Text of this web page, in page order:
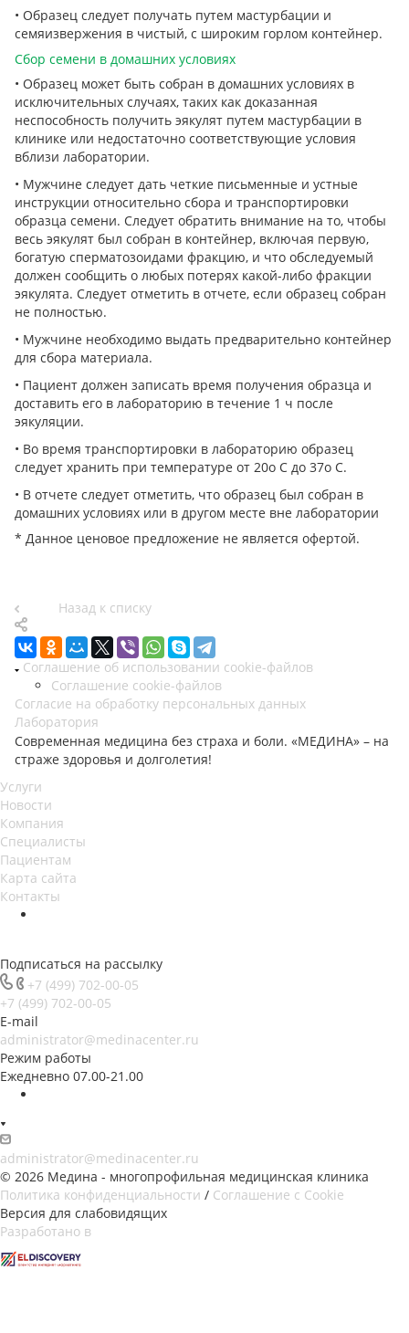
• Образец следует получать путем мастурбации и
семяизвержения в чистый, с широким горлом контейнер.
Сбор семени в домашних условиях
• Образец может быть собран в домашних условиях в
исключительных случаях, таких как доказанная
неспособность получить эякулят путем мастурбации в
клинике или недостаточно соответствующие условия
вблизи лаборатории.
• Мужчине следует дать четкие письменные и устные
инструкции относительно сбора и транспортировки
образца семени. Следует обратить внимание на то, чтобы
весь эякулят был собран в контейнер, включая первую,
богатую сперматозоидами фракцию, и что обследуемый
должен сообщить о любых потерях какой-либо фракции
эякулята. Следует отметить в отчете, если образец собран
не полностью.
• Мужчине необходимо выдать предварительно контейнер
для сбора материала.
• Пациент должен записать время получения образца и
доставить его в лабораторию в течение 1 ч после
эякуляции.
• Во время транспортировки в лабораторию образец
следует хранить при температуре от 20о С до 37о С.
• В отчете следует отметить, что образец был собран в
домашних условиях или в другом месте вне лаборатории
* Данное ценовое предложение не является офертой.
Назад к списку
Соглашение об использовании cookie-файлов
Соглашение cookie-файлов
Согласие на обработку персональных данных
Лаборатория
Современная медицина без страха и боли. «МЕДИНА» – на
страже здоровья и долголетия!
Услуги
Новости
Компания
Специалисты
Пациентам
Карта сайта
Контакты
Подписаться на рассылку
+7 (499) 702-00-05
+7 (499) 702-00-05
E-mail
administrator@medinacenter.ru
Режим работы
Ежедневно 07.00-21.00
administrator@medinacenter.ru
© 2026 Медина - многопрофильная медицинская клиника
Политика конфиденциальности / Соглашение с Cookie
Версия для слабовидящих
Разработано в